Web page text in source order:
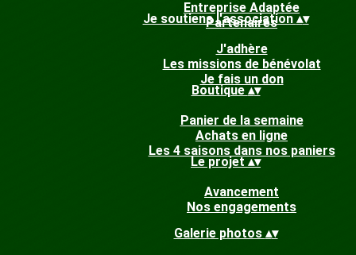
Entreprise Adaptée
Partenaires
Je soutiens l'association▴▾
J'adhère
Les missions de bénévolat
Je fais un don
Boutique▴▾
Panier de la semaine
Achats en ligne
Les 4 saisons dans nos paniers
Le projet▴▾
Avancement
Nos engagements
Galerie photos ▴▾